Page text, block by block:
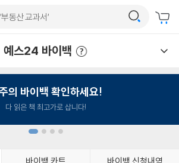
예스24 바이백
의 바이백 확인하세요!
다 읽은 책 최고가로 삽니다!